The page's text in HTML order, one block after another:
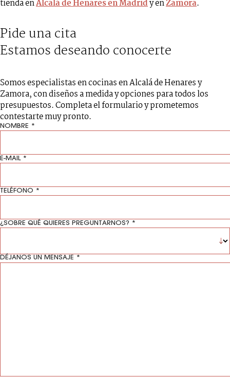
tienda enAlcalá de Henares en Madridy enZamora.
Pide una cita
Estamos deseando conocerte
Somos especialistas en cocinas en Alcalá de Henares y
Zamora, con diseños a medida y opciones para todos los
presupuestos. Completa el formulario y prometemos
contestarte muy pronto.
NOMBRE *
E-MAIL *
TELÉFONO *
¿SOBRE QUÉ QUIERES PREGUNTARNOS? *
DÉJANOS UN MENSAJE *